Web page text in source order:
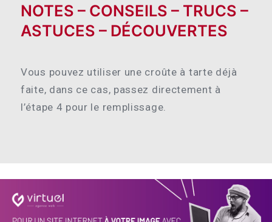
NOTES – CONSEILS – TRUCS –
ASTUCES – DÉCOUVERTES
Vous pouvez utiliser une croûte à tarte déjà
faite, dans ce cas, passez directement à
l’étape 4 pour le remplissage.